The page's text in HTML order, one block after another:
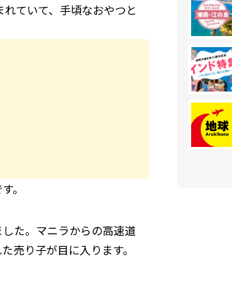
ていて、手頃なおやつと
。
た。マニラからの高速道
売り子が目に入ります。